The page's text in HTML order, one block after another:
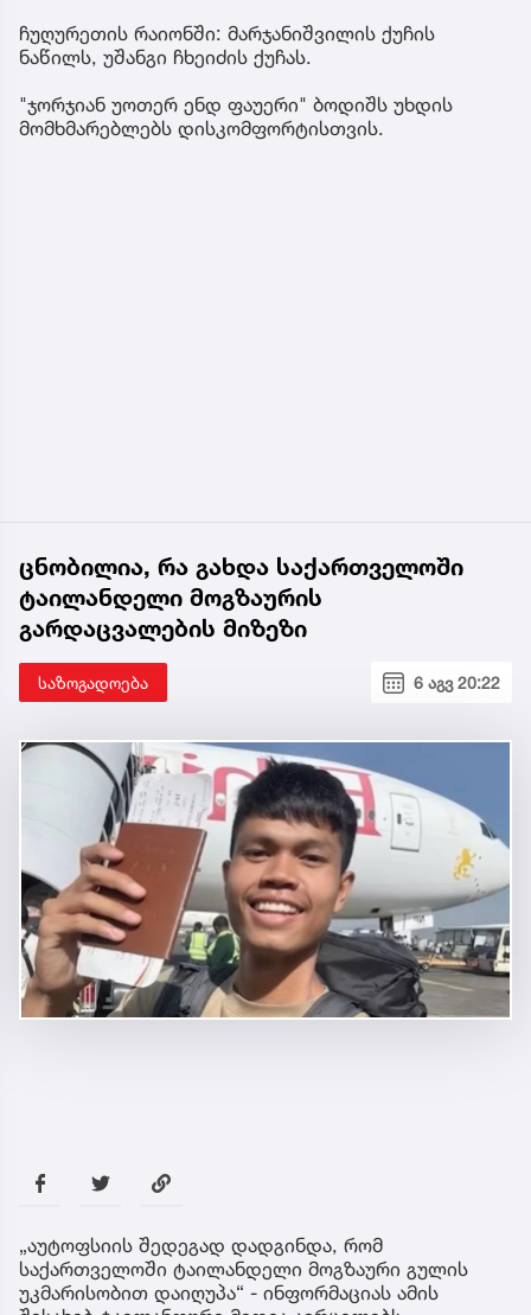
ჩუღურეთის რაიონში: მარჯანიშვილის ქუჩის
ნაწილს, უშანგი ჩხეიძის ქუჩას.
"ჯორჯიან უოთერ ენდ ფაუერი" ბოდიშს უხდის
მომხმარებლებს დისკომფორტისთვის.
ცნობილია, რა გახდა საქართველოში
ტაილანდელი მოგზაურის
გარდაცვალების მიზეზი
საზოგადოება 6 აგვ 20:22
„აუტოფსიის შედეგად დადგინდა, რომ
საქართველოში ტაილანდელი მოგზაური გულის
უკმარისობით დაიღუპა“ - ინფორმაციას ამის